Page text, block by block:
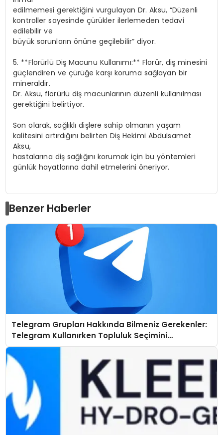
edilmemesi gerektiğini vurgulayan Dr. Aksu, “Düzenli
kontroller sayesinde çürükler ilerlemeden tedavi
edilebilir ve
büyük sorunların önüne geçilebilir” diyor.
5. **Florürlü Diş Macunu Kullanımı:** Florür, diş minesini
güçlendiren ve çürüğe karşı koruma sağlayan bir
mineraldir.
Dr. Aksu, florürlü diş macunlarının düzenli kullanılması
gerektiğini belirtiyor.
Son olarak, sağlıklı dişlere sahip olmanın yaşam
kalitesini artırdığını belirten Diş Hekimi Abdulsamet
Aksu,
hastalarına diş sağlığını korumak için bu yöntemleri
günlük hayatlarına dahil etmelerini öneriyor.
Benzer Haberler
Telegram Grupları Hakkında Bilmeniz Gerekenler:
Telegram Kullanırken Topluluk Seçimini
Kolaylaştırın